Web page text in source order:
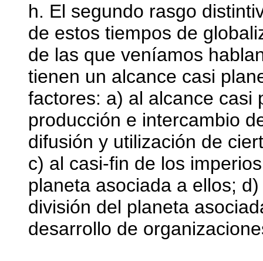
h. El segundo rasgo
de estos tiempos de
de las que veníamos
tienen un alcance casi
factores: a) al alcance casi
producción e intercambio
difusión y utilización de
c) al casi-fin de los
planeta asociada a ellos;
división del planeta
desarrollo de